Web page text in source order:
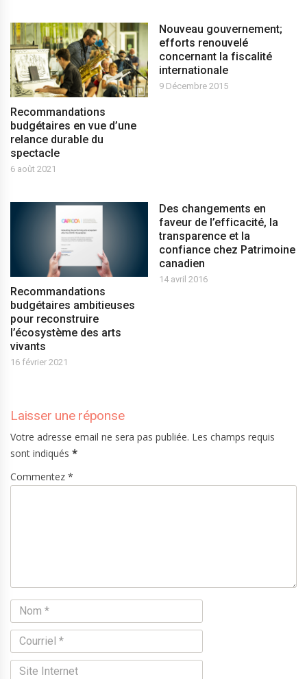
Recommandations
budgétaires en vue d’une
relance durable du
spectacle
6 août 2021
Nouveau gouvernement;
efforts renouvelé
concernant la fiscalité
internationale
9 Décembre 2015
Recommandations
budgétaires ambitieuses
pour reconstruire
l’écosystème des arts
vivants
16 février 2021
Des changements en
faveur de l’efficacité, la
transparence et la
confiance chez Patrimoine
canadien
14 avril 2016
Laisser une réponse
Votre adresse email ne sera pas publiée. Les champs requis
sont indiqués *
Commentez *